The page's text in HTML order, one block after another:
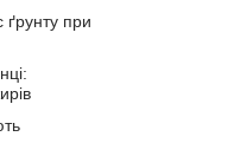
при